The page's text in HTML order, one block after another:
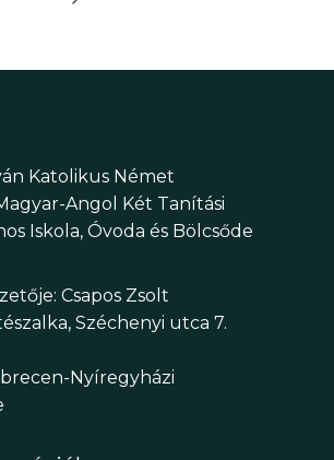
Katolikus Német
Angol Két Tanítási
Iskola, Óvoda és Bölcsőde
Csapos Zsolt
Széchenyi utca 7.
Nyíregyházi